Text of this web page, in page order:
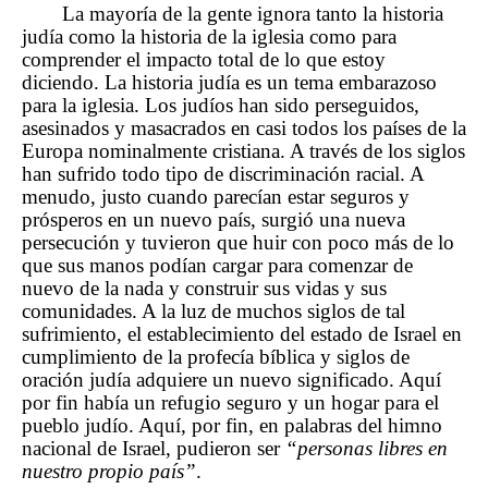
La mayoría de la gente ignora tanto la historia
judía como la historia de la iglesia como para
comprender el impacto total de lo que estoy
diciendo. La historia judía es un tema embarazoso
para la iglesia. Los judíos han sido perseguidos,
asesinados y masacrados en casi todos los países de la
Europa nominalmente cristiana. A través de los siglos
han sufrido todo tipo de discriminación racial. A
menudo, justo cuando parecían estar seguros y
prósperos en un nuevo país, surgió una nueva
persecución y tuvieron que huir con poco más de lo
que sus manos podían cargar para comenzar de
nuevo de la nada y construir sus vidas y sus
comunidades. A la luz de muchos siglos de tal
sufrimiento, el establecimiento del estado de Israel en
cumplimiento de la profecía bíblica y siglos de
oración judía adquiere un nuevo significado. Aquí
por fin había un refugio seguro y un hogar para el
pueblo judío. Aquí, por fin, en palabras del himno
nacional de Israel, pudieron ser “personas libres en
nuestro propio país”.